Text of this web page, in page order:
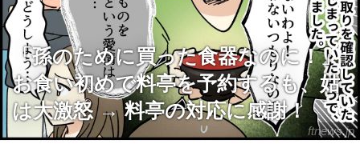
ftnews.jp
「孫のために買った食器なのに！」
お食い初めで料亭を予約するも、姑
は大激怒 → 料亭の対応に感謝！